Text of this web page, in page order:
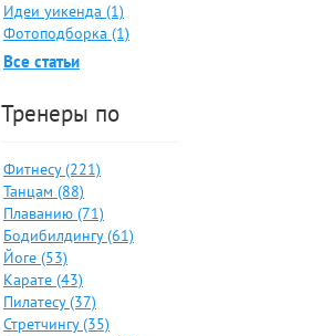
Идеи уикенда (1)
Фотоподборка (1)
Все статьи
Тренеры по
Фитнесу (221)
Танцам (88)
Плаванию (71)
Бодибилдингу (61)
Йоге (53)
Карате (43)
Пилатесу (37)
Стретчингу (35)